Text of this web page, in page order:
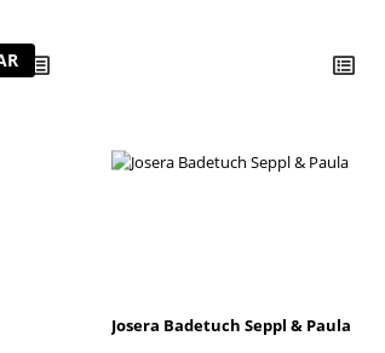
Josera Badetuch Seppl & Paula